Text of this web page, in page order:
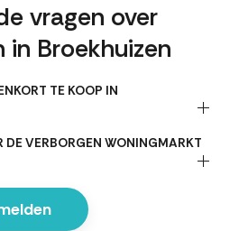
vragen over
in Broekhuizen
TE KOOP IN
DE VERBORGEN WONINGMARKT